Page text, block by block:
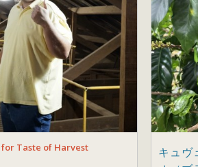
Taste of Harvest
キュ